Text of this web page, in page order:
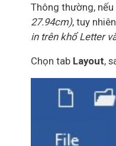
Thông thường,
27.94cm), tuy
in trên khổ Letter
Chọn tab Layout,